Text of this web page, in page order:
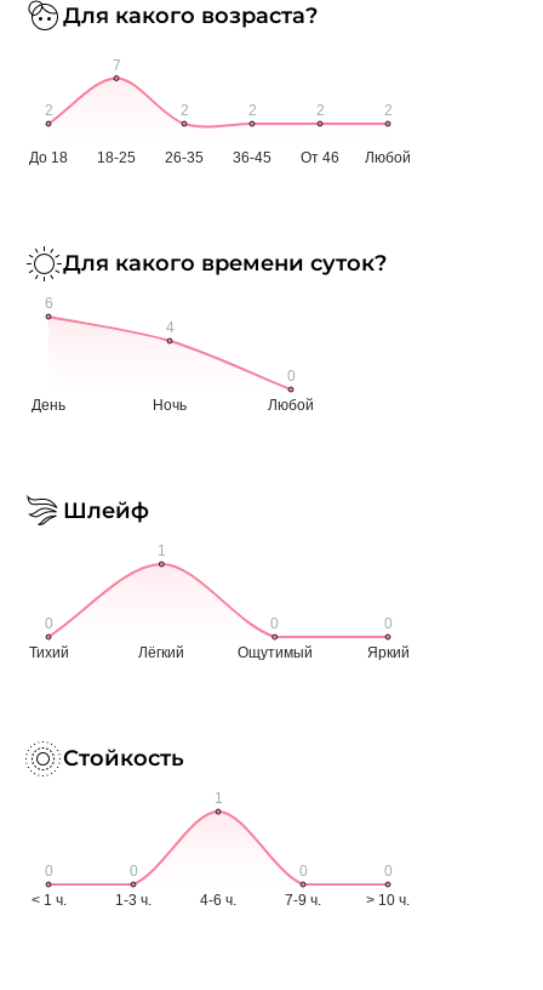
Для какого возраста?
Для какого времени суток?
Шлейф
Стойкость